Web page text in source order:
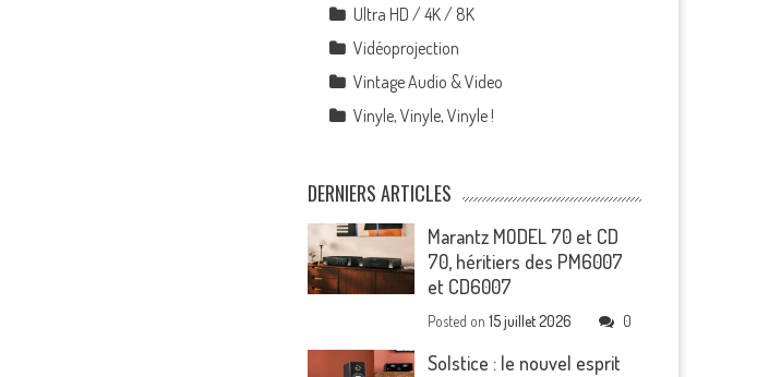
Ultra HD / 4K / 8K
Vidéoprojection
Vintage Audio & Video
Vinyle, Vinyle, Vinyle !
DERNIERS ARTICLES
Marantz MODEL 70 et CD
70, héritiers des PM6007
et CD6007
Posted on15 juillet 2026 0
Solstice : le nouvel esprit